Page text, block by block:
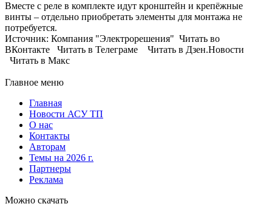
Вместе с реле в комплекте идут кронштейн и крепёжные
винты – отдельно приобретать элементы для монтажа не
потребуется.
Источник: Компания "Электрорешения" Читать во
ВКонтакте Читать в Телеграме Читать в Дзен.Новости
Читать в Макс
Главное меню
Главная
Новости АСУ ТП
О нас
Контакты
Авторам
Темы на 2026 г.
Партнеры
Реклама
Можно скачать